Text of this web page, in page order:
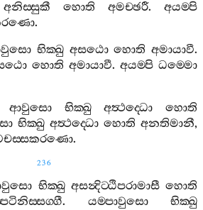
අනිස‍්සුකී හොති අමච‍්ඡරී. අයම‍්පි
.
භික‍්ඛු අසඨො හොති අමායාවී.
හොති අමායාවී. අයම‍්පි ධම‍්මො
ආවුසො භික‍්ඛු අත්‍ථද‍්ධො
හොති
භික‍්ඛු අත්‍ථද‍්ධො හොති අනතිමානී,
.
236
භික‍්ඛු අසන්‍දිට‍්ඨිපරාමාසී හොති
. යම‍්පාවුසො
භික‍්ඛු